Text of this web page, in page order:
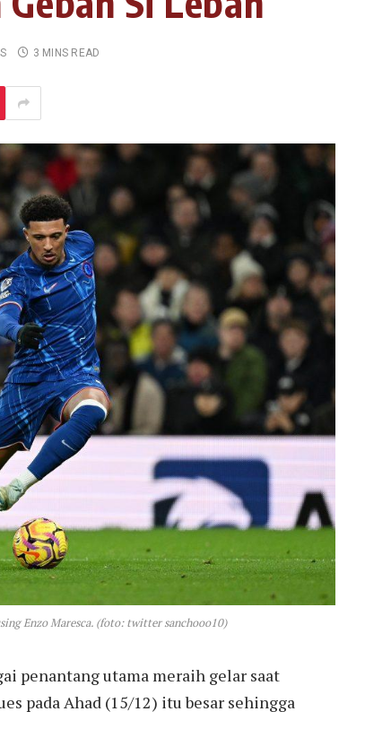
3 MINS READ
Enzo Maresca. (foto: twitter sanchooo10)
penantang utama meraih gelar saat
pada Ahad (15/12) itu besar sehingga